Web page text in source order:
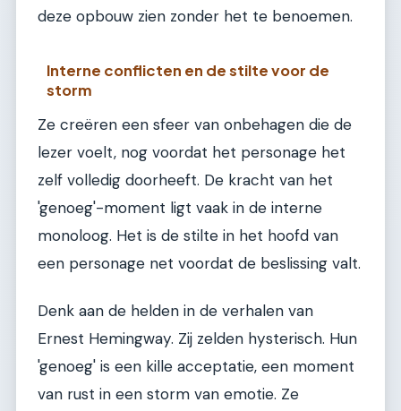
deze opbouw zien zonder het te benoemen.
Interne conflicten en de stilte voor de
storm
Ze creëren een sfeer van onbehagen die de
lezer voelt, nog voordat het personage het
zelf volledig doorheeft. De kracht van het
'genoeg'-moment ligt vaak in de interne
monoloog. Het is de stilte in het hoofd van
een personage net voordat de beslissing valt.
Denk aan de helden in de verhalen van
Ernest Hemingway. Zij zelden hysterisch. Hun
'genoeg' is een kille acceptatie, een moment
van rust in een storm van emotie. Ze